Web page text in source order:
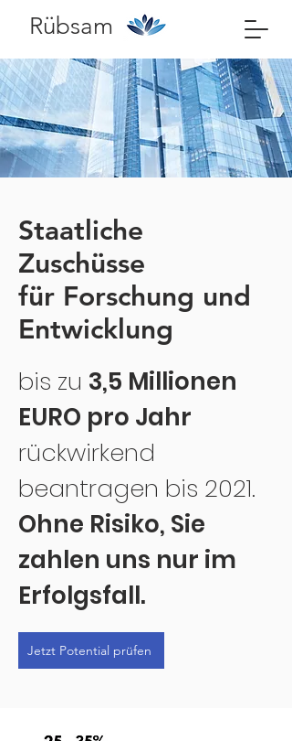
Rübsam
Staatliche
Zuschüsse
für Forschung und
Entwicklung
bis zu 3,5 Millionen
EURO pro Jahr
rückwirkend
beantragen bis 2021.
Ohne Risiko, Sie
zahlen uns nur im
Erfolgsfall.
Jetzt Potential prüfen